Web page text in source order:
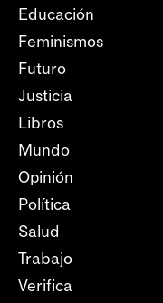
Educación
Feminismos
Futuro
Justicia
Libros
Mundo
Opinión
Política
Salud
Trabajo
Verifica